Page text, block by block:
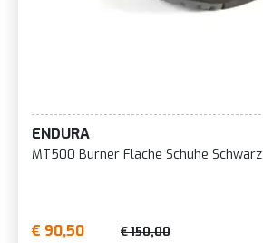
ENDURA
MT500 Burner Flache Schuhe Schwarz
€ 90,50 € 150,00